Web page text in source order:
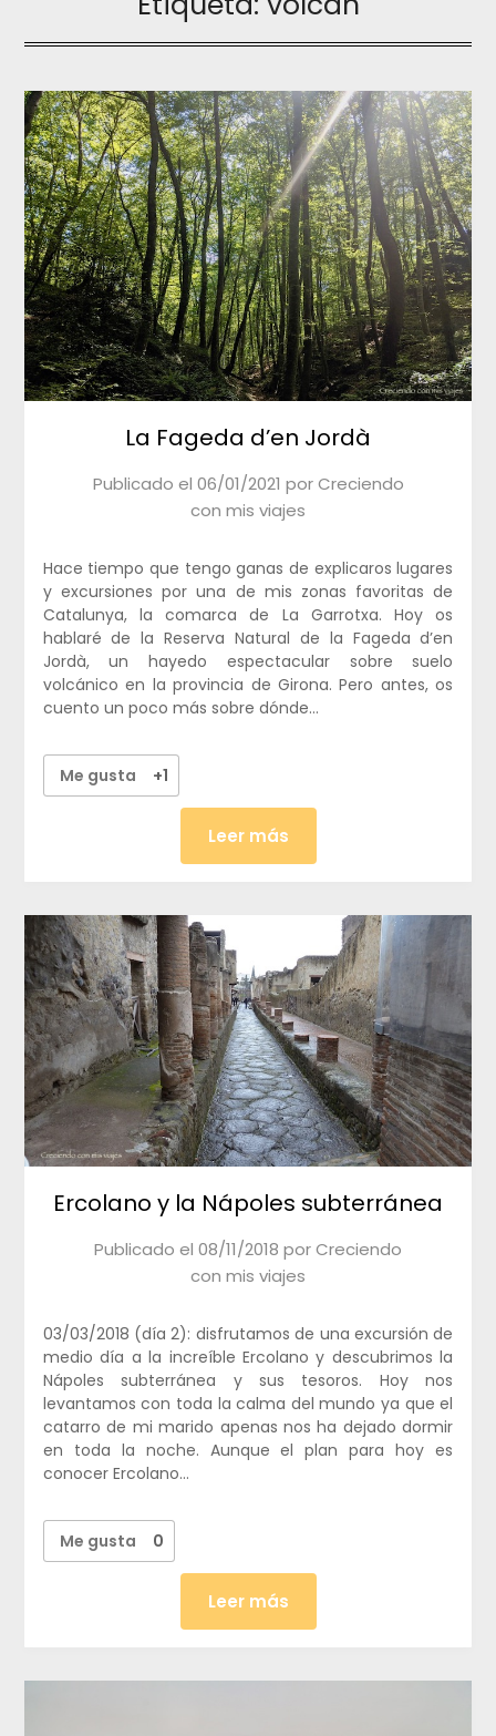
La Fageda d’en Jordà
Publicado el 06/01/2021 porCreciendo
con mis viajes
Hace tiempo que tengo ganas de explicaros lugares
y excursiones por una de mis zonas favoritas de
Catalunya, la comarca de La Garrotxa. Hoy os
hablaré de la Reserva Natural de la Fageda d’en
Jordà, un hayedo espectacular sobre suelo
volcánico en la provincia de Girona. Pero antes, os
cuento un poco más sobre dónde…
Me gusta +1
Leer más
Ercolano y la Nápoles subterránea
Publicado el 08/11/2018 porCreciendo
con mis viajes
03/03/2018 (día 2): disfrutamos de una excursión de
medio día a la increíble Ercolano y descubrimos la
Nápoles subterránea y sus tesoros. Hoy nos
levantamos con toda la calma del mundo ya que el
catarro de mi marido apenas nos ha dejado dormir
en toda la noche. Aunque el plan para hoy es
conocer Ercolano…
Me gusta 0
Leer más